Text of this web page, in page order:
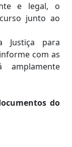
e legal, o
junto ao
Justiça para
com as
do